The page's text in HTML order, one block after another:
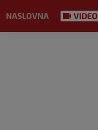
NASLOVNA